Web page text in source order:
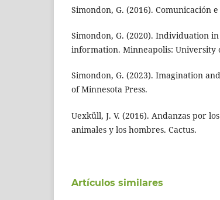
Simondon, G. (2016). Comunicación
Simondon, G. (2020). Individuation
information. Minneapolis: University
Simondon, G. (2023). Imagination
of Minnesota Press.
Uexküll, J. V. (2016). Andanzas por
animales y los hombres. Cactus.
Artículos similares